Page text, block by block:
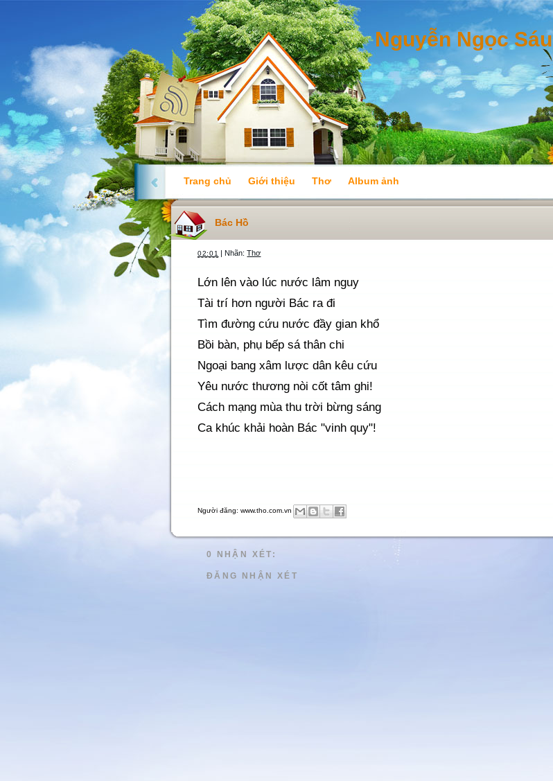
Nguyễn Ngọc Sáu
Trang chủ Giới thiệu Thơ Album ảnh
Bác Hồ
02:01 | Nhãn:Thơ
Lớn lên vào lúc nước lâm nguy
Tài trí hơn người Bác ra đi
Tìm đường cứu nước đầy gian khổ
Bồi bàn, phụ bếp sá thân chi
Ngoại bang xâm lược dân kêu cứu
Yêu nước thương nòi cốt tâm ghi!
Cách mạng mùa thu trời bừng sáng
Ca khúc khải hoàn Bác "vinh quy"!
Người đăng: www.tho.com.vn
0 NHẬN XÉT:
ĐĂNG NHẬN XÉT